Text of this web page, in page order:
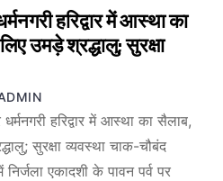
हरिद्वार में आस्था का
उमड़े श्रद्धालु; सुरक्षा
धर्मनगरी हरिद्वार में आस्था का सैलाब,
सुरक्षा व्यवस्था चाक-चौबंद
में निर्जला एकादशी के पावन पर्व पर